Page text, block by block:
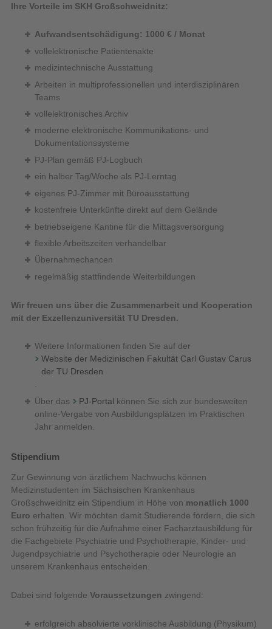
Ihre Vorteile im SKH Großschweidnitz:
Aufwandsentschädigung: 1000 € / Monat
vollelektronische Patientenakte
medizintechnische Ausstattung
Arbeiten in multiprofessionellen und interdisziplinären
Teams
vollelektronisches Archiv
moderne elektronische Kommunikations- und
Dokumentationssysteme
PJ-Plan gemäß PJ-Logbuch
ein halber Tag/Woche als PJ-Lerntag
eigenes PJ-Zimmer mit Büroausstattung
kostenfreie Unterkünfte direkt auf dem Gelände
betriebseigene Kantine für die Mittagsversorgung
flexible Arbeitszeiten verhandelbar
Übernahmechancen
regelmäßig stattfindende Weiterbildungen
Wir freuen uns über die Zusammenarbeit und Kooperation
mit der Exzellenzuniversität TU Dresden.
Weitere Informationen finden Sie auf der
Website der Medizinischen Fakultät Carl Gustav Carus
der TU Dresden
.
Über das
PJ-Portal können Sie sich zur bundesweiten
online-Vergabe von Ausbildungsplätzen im Praktischen
Jahr anmelden.
Stipendium
Zur Gewinnung von ärztlichem Nachwuchs können
Medizinstudenten im Sächsischen Krankenhaus
Großschweidnitz ein Stipendium in Höhe von monatlich 1000
Euro erhalten. Wir möchten damit Studierende fördern, die sich
schon frühzeitig für die Aufnahme einer Facharztausbildung für
die Fachgebiete Psychiatrie und Psychotherapie, Kinder- und
Jugendpsychiatrie und Psychotherapie oder Neurologie an
unserem Krankenhaus entscheiden.
Dabei sind folgende Voraussetzungen zwingend:
erfolgreich absolvierte vorklinische Ausbildung (Physikum)